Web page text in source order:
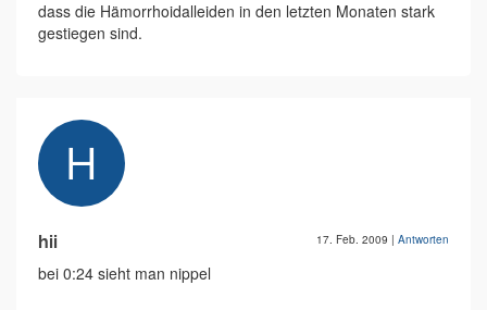
dass die Hämorrhoidalleiden in den letzten Monaten stark
gestiegen sind.
hii 17. Feb. 2009 | Antworten
bei 0:24 sieht man nippel